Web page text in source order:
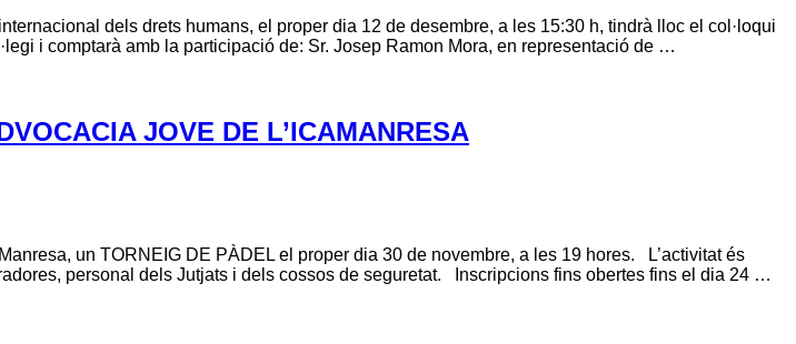
dels drets humans, el proper dia 12 de desembre, a les 15:30 h, tindrà lloc el col·loqui
i comptarà amb la participació de: Sr. Josep Ramon Mora, en representació de …
JOVE DE L’ICAMANRESA
un TORNEIG DE PÀDEL el proper dia 30 de novembre, a les 19 hores. L’activitat és
personal dels Jutjats i dels cossos de seguretat. Inscripcions fins obertes fins el dia 24 …